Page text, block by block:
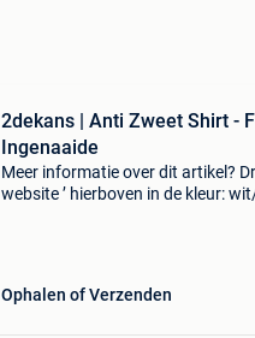
2dekans | Anti Zweet Shirt -
Ingenaaide
Meer informatie over dit artikel?
website ’ hierboven in de kleur:
Ophalen of Verzenden